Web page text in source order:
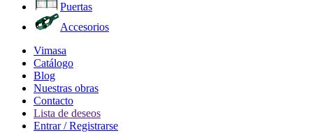
Puertas
Accesorios
Vimasa
Catálogo
Blog
Nuestras obras
Contacto
Lista de deseos
Entrar / Registrarse